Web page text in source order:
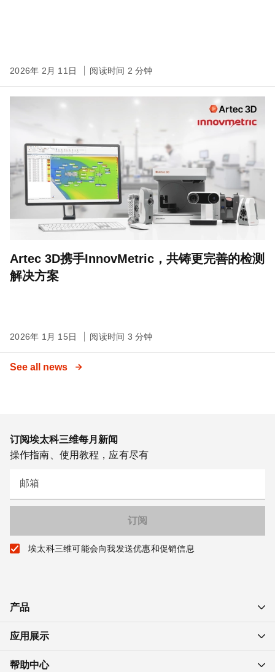
2026年 2月 11日 阅读时间 2 分钟
Artec 3D携手InnovMetric，共铸更完善的检测
解决方案
2026年 1月 15日 阅读时间 3 分钟
See all news
订阅埃太科三维每月新闻
操作指南、使用教程，应有尽有
邮箱
埃太科三维可能会向我发送优惠和促销信息
产品
应用展示
帮助中心